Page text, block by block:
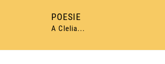
POESIE
A Clelia...